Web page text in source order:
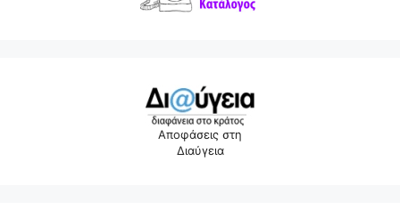
Αποφάσεις στη
Διαύγεια